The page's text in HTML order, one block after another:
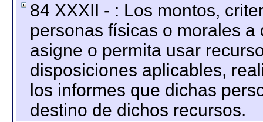
84 XXXII - : Los montos,
personas físicas o morales
asigne o permita usar
disposiciones aplicables,
los informes que dichas
destino de dichos recursos.